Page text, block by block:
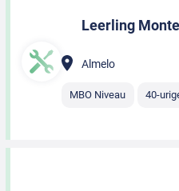
Leerling
Almelo
MBO Niveau 40-